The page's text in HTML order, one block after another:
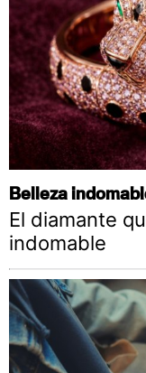
Belleza
El diamante
indomable